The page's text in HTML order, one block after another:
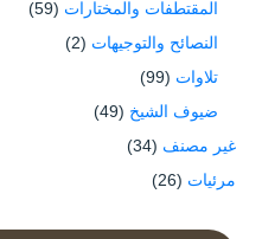
المقتطفات والمختارات (59)
النصائح والتوجيهات (2)
تلاوات (99)
ضيوف الشيخ (49)
غير مصنف (34)
مرئيات (26)